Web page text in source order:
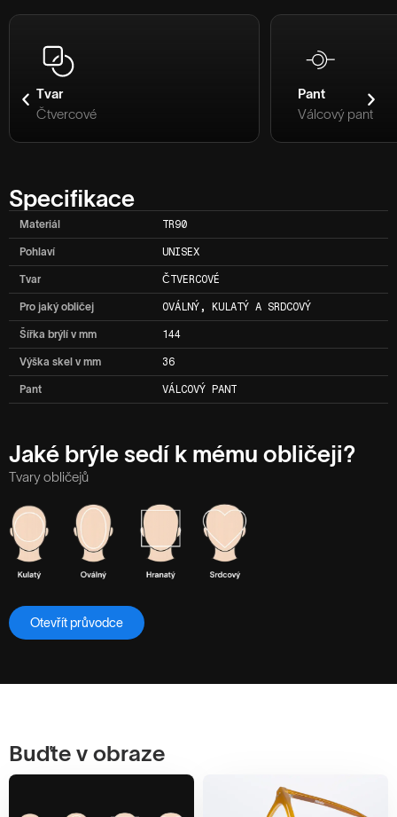
Tvar
Čtvercové
Pant
Válcový pant
Specifikace
Materiál TR90
Pohlaví UNISEX
Tvar ČTVERCOVÉ
Pro jaký obličej OVÁLNÝ, KULATÝ A SRDCOVÝ
Šířka brýlí v mm 144
Výška skel v mm 36
Pant VÁLCOVÝ PANT
Jaké brýle sedí k mému obličeji?
Tvary obličejů
Otevřít průvodce
Buďte v obraze